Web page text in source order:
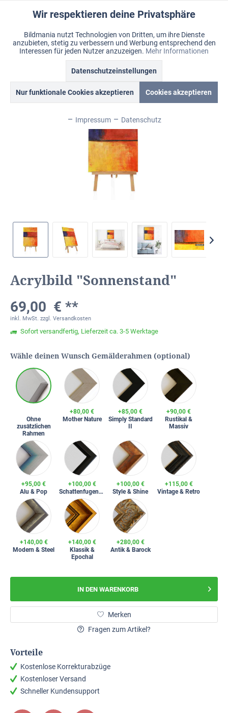
Warenkorb
Merkzettel Mein Konto
Menü
Bildmania > Acrylbilder > XL Wandbilder
Acrylbild "Sonnenstand"
69,00 € **
inkl. MwSt. zzgl. Versandkosten
Sofort versandfertig, Lieferzeit ca. 3-5 Werktage
Wähle deinen Wunsch Gemälderahmen (optional)
Ohne
zusätzlichen
Rahmen
+80,00 €
Mother Nature
+85,00 €
Simply Standard
+90,00 €
Rustikal &
Massiv
+95,00 €
Alu & Pop
+100,00 €
Schattenfugenrahmen
+100,00 €
Style & Shine
+115,00 €
Vintage & Retro
+140,00 €
Modern & Steel
+140,00 €
Klassik &
Epochal
+280,00 €
Antik & Barock
IN DEN WARENKORB
Merken
Fragen zum Artikel?
Vorteile
Kostenlose Korrekturabzüge
Kostenloser Versand
Schneller Kundensupport
Funktionale Aktiv
Marketing Inaktiv
Inaktiv
Wir respektieren deine Privatsphäre
Bildmania nutzt Technologien von Dritten, um ihre Dienste
anzubieten, stetig zu verbessern und Werbung entsprechend den
Interessen für jeden Nutzer anzuzeigen. Mehr Informationen
Datenschutzeinstellungen
Nur funktionale Cookies akzeptieren Cookies akzeptieren
Impressum Datenschutz